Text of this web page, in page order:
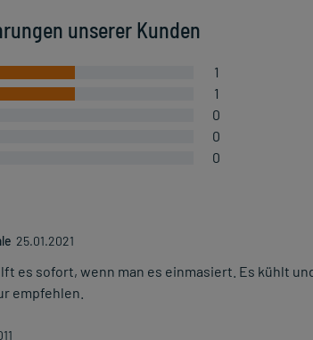
unserer Kunden
1
1
0
0
0
25.01.2021
es sofort, wenn man es einmasiert. Es kühlt
empfehlen.